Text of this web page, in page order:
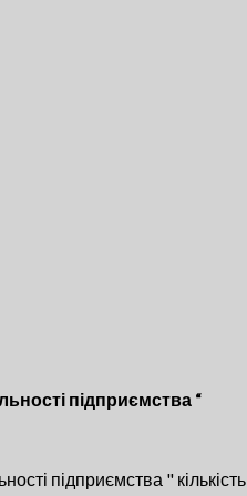
підприємства “
підприємства " кількість